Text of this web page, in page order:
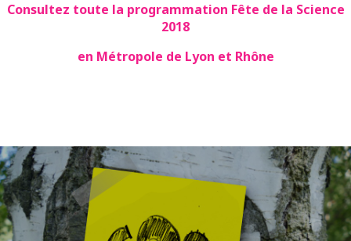
Consultez toute la programmation Fête de la Science
2018
en Métropole de Lyon et Rhône